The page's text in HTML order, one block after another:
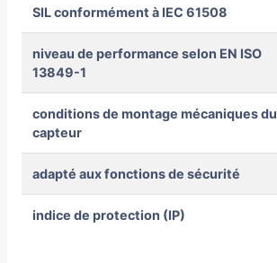
SIL conformément à IEC 61508
niveau de performance selon EN ISO
13849-1
conditions de montage mécaniques du
capteur
adapté aux fonctions de sécurité
indice de protection (IP)